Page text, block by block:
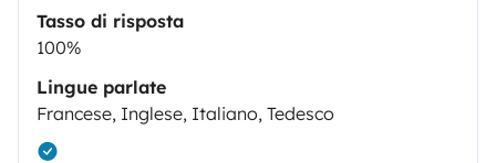
Tasso di risposta
100%
Lingue parlate
Francese, Inglese, Italiano, Tedesco